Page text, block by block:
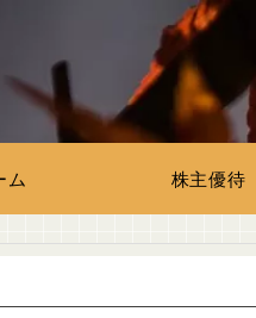
ム 株主優待